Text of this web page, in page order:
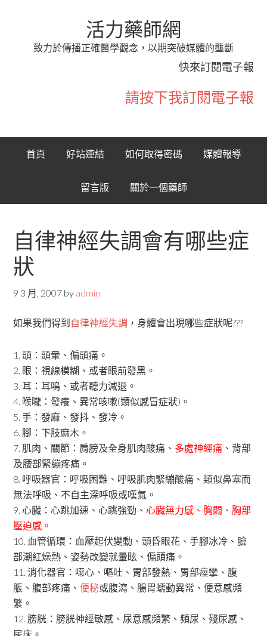
活力藥師網
致力於傳播正確醫學觀念，以期突破媒體的壟斷
快來訂閱電子報
請按下我訂閱電子報
首頁 好站連結 如何取得密碼 媒體報導
留言版 關於一個藥師
自律神經失調會有哪些症
狀
9 3 月, 2007 by admin
如果我們得到自律神經失調 ，身體會出現哪些症狀呢???
1. 頭：頭暈、偏頭痛。
2. 眼：視線模糊、或者眼前發黑。
3. 耳：耳鳴、或者聽力減退。
4. 喉嚨：發癢、異常咳嗽(類似感冒症狀)。
5. 手：發麻、發抖、發冷。
6. 腳：下肢麻木。
7. 肌肉、關節：肩膀及全身肌肉酸痛、 多處神經痛 、背部
及腰部緊繃疼痛。
8. 呼吸器官：呼吸困難、呼吸肌肉緊繃酸痛、類似鼻塞而
無法呼吸、不自主深呼吸或嘆氣。
9. 心臟：心跳加速、心跳強勁、心臟無力感、胸悶、胸部
壓迫感。
10. 血管循環：血壓起伏變動、頭昏眼花、手腳冰冷、臉
部潮紅燥熱、姿勢改變就暈眩、偏頭痛。
11. 消化器官：噁心、嘔吐、胃部發熱、胃部痙攣、腹
脹、腹部疼痛、便秘或腹瀉、腸胃蠕動異常、便意感頻
繁。
12. 膀胱：膀胱神經敏感、尿意感頻繁、頻尿、殘尿感、